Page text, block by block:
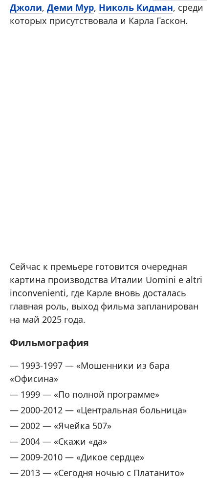
Джоли, Деми Мур, Николь Кидман, среди
которых присутствовала и Карла Гаскон.
Сейчас к премьере готовится очередная
картина производства Италии Uomini e altri
inconvenienti, где Карле вновь досталась
главная роль, выход фильма запланирован
на май 2025 года.
Фильмография
1993-1997 — «Мошенники из бара
«Офисина»
1999 — «По полной программе»
2000-2012 — «Центральная больница»
2002 — «Ячейка 507»
2004 — «Скажи «да»
2009-2010 — «Дикое сердце»
2013 — «Сегодня ночью с Платанито»